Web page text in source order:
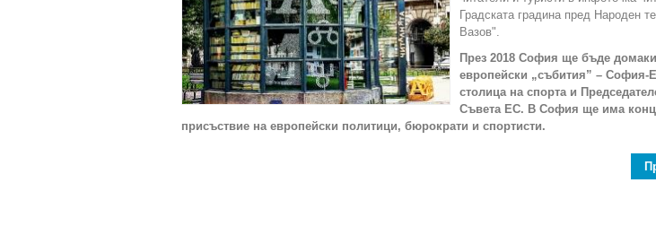
Градската градина пред Народен
Вазов".
През 2018 София ще бъде
европейски „събития” – София-
столица на спорта и
Съвета ЕС. В София ще има
присъствие на европейски политици, бюрократи и спортисти.